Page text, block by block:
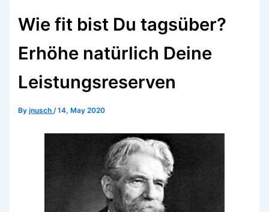
Wie fit bist Du tagsüber?
Erhöhe natürlich Deine
Leistungsreserven
Byjnusch/14, May 2020